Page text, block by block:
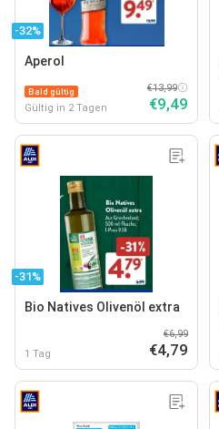
-32%
Aperol
Bald gültig
Gültig in 2 Tagen
€13,99
€9,49
-31%
Bio Natives Olivenöl extra
1 Tag
€6,99
€4,79